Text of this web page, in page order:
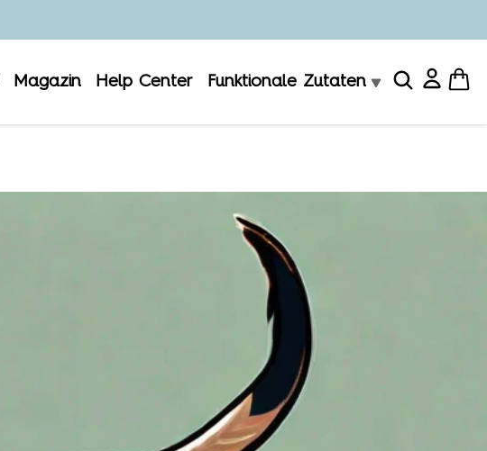
Magazin Help Center Funktionale Zutaten